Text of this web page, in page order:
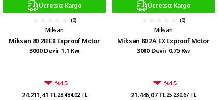
Ücretsiz Kargo
(0)
Miksan
Miksan 80 2B EX Exproof Motor
3000 Devir 1.1 Kw
%15
24.211,41 TL28.484,02 TL
Ücretsiz Kargo
(0)
Miksan
Miksan 80 2A EX Exproof Motor
3000 Devir 0.75 Kw
%15
21.446,07 TL25.230,67 TL